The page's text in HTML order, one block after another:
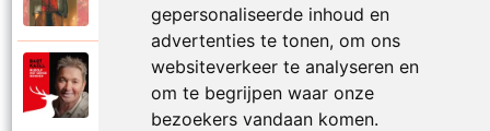
gepersonaliseerde inhoud en
advertenties te tonen, om ons
websiteverkeer te analyseren en
om te begrijpen waar onze
bezoekers vandaan komen.
Bart Kaell
Rudolf het gekke rendier